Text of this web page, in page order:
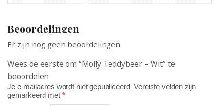
Beoordelingen
Er zijn nog geen beoordelingen.
Wees de eerste om “Molly Teddybeer – Wit” te
beoordelen
Je e-mailadres wordt niet gepubliceerd. Vereiste velden zijn
gemarkeerd met *